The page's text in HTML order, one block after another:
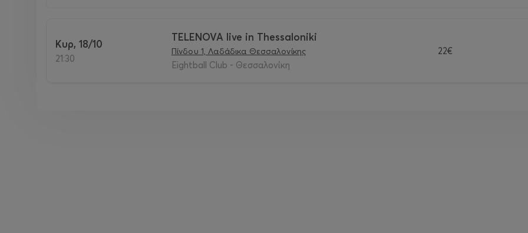
Κυρ, 18/10
21:30
TELENOVA live in Thessaloniki
Πίνδου 1, Λαδάδικα Θεσσαλονίκης
Eightball Club - Θεσσαλονίκη
22€